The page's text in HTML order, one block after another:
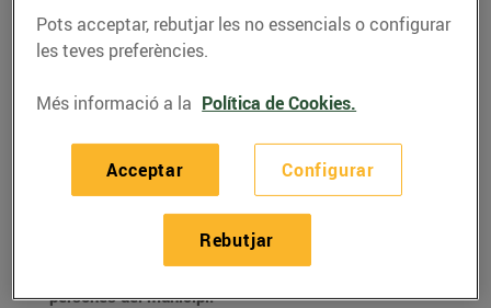
Aquest passat divendres 28 de maig, el Grup Bon
Preu i l’Ajuntament de Sant Pere de Ribes van
selecció de personal pel nou establiment Esclat,
trimestre d’aquest any 2021.
treballar de forma conjunta tots aquells aspectes que
fomentin l’ocupabilitat del major nombre possible de
persones del municipi.
Pots acceptar, rebutjar les no essencials o configurar
les teves preferències.
Més informació a la Política de Cookies.
Configurar
Rebutjar
Acceptar